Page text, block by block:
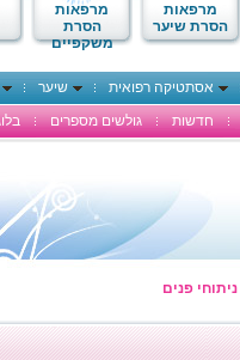
מרפאות
הסרת שיער
מרפאות
הסרת
משקפיים
אסתטיקה רפואית שיער
חדשות גולשים מספרים
ניתוחי פנים